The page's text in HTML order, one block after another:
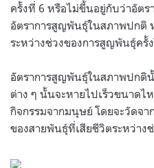
ครั้งที่ 6 หรือไม่ขึ้นอยู่กับว่าอัต
อัตราการสูญพันธุ์ในสภาพปกติ
ระหว่างช่วงของการสูญพันธุ์ครั้
อัตราการสูญพันธุ์ในสภาพปกติ
ต่าง ๆ นั้นจะหายไปเร็วขนาดไ
กิจกรรมจากมนุษย์ โดยจะวัดจ
ของสายพันธุ์ที่เสียชีวิตระหว่า